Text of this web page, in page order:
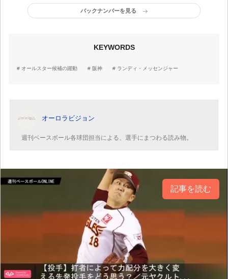
バックナンバーを見る
KEYWORDS
オールスター候補の躍動 阪神 ランディ・メッセンジャー
オーロラビジョン
週刊ベースボール各球団担当による、選手にまつわる読み物。
記事を読む